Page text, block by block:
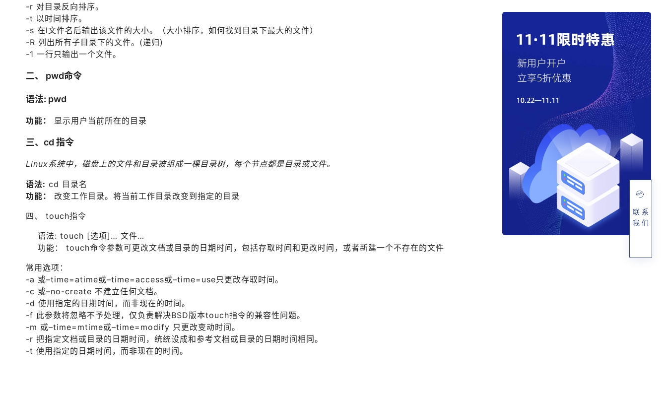
-r 对目录反向排序。
-t 以时间排序。
-s 在l文件名后输出该文件的大小。（大小排序，如何找到目录下最大的文件）
-R 列出所有子目录下的文件。(递归)
-1 一行只输出一个文件。
二、 pwd命令
语法: pwd
功能： 显示用户当前所在的目录
三、cd 指令
Linux系统中，磁盘上的文件和目录被组成一棵目录树，每个节点都是目录或文件。
语法: cd 目录名
功能：
改变工作目录。将当前工作目录改变到指定的目录
四、 touch指令
语法: touch [选项]… 文件…
功能： touch命令参数可更改文档或目录的日期时间，包括存取时间和更改时间，或者新建一个不存在的文件
常用选项：
-a 或–time=atime或–time=access或–time=use只更改存取时间。
-c 或–no-create 不建立任何文档。
-d 使用指定的日期时间，而非现在的时间。
-f 此参数将忽略不予处理，仅负责解决BSD版本touch指令的兼容性问题。
-m 或–time=mtime或–time=modify 只更改变动时间。
-r 把指定文档或目录的日期时间，统统设成和参考文档或目录的日期时间相同。
-t 使用指定的日期时间，而非现在的时间。
联 系
我 们